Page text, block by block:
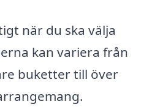
när du ska välja
kan variera från
buketter till över